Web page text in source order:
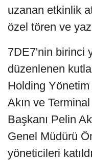
uzanan etkinlik
özel tören ve
7DE7'nin birinci
düzenlenen
Holding
Akın ve
Başkanı Pelin
Genel Müdürü
yöneticileri